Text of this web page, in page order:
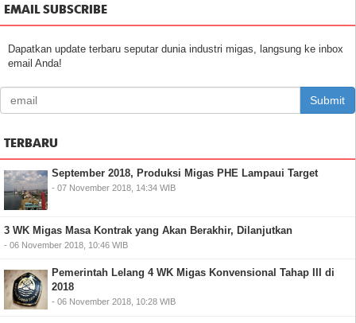
EMAIL SUBSCRIBE
Dapatkan update terbaru seputar dunia industri migas, langsung ke inbox
email Anda!
Submit
TERBARU
September 2018, Produksi Migas PHE Lampaui Target
- 07 November 2018, 14:34 WIB
3 WK Migas Masa Kontrak yang Akan Berakhir, Dilanjutkan
- 06 November 2018, 10:46 WIB
Pemerintah Lelang 4 WK Migas Konvensional Tahap III di
2018
- 06 November 2018, 10:28 WIB